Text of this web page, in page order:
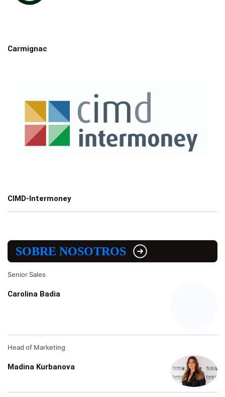
Carmignac
CIMD-Intermoney
SOBRE NOSOTROS
Senior Sales
Carolina Badia
Head of Marketing
Madina Kurbanova